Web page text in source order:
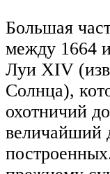
Большая
между 1664
Луи XIV
Солнца),
охотничий
величайший